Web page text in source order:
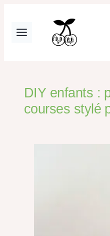
DIY enfants :
courses stylé